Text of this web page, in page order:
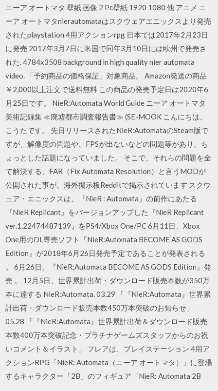
ニーア オートマタ 壁紙 画像 2 Pc壁紙 1920 1080 他 アニメ ニ
ーア オートマタnierautomataはスクウェアエニックスより発売
されたplaystation 4用アクションrpg 日本では2017年2月23日
に発売 2017年3月7日に米国で同年3月10日には欧州で発売さ
れた. 4784x3508 background in high quality nier automata
video. 「予約商品の価格保証」対象商品。 Amazon発送の商品
￥2,000以上注文で送料無料 この商品の発売予定日は2020年6
月25日です。 NieR:Automata World Guide ニーア オートマタ
美術記録集 ≪廃墟都市調査報告書≫ (SE-MOOK こんにちは、
こうたです。 先日リリースされたNieR:AutomataのSteam版で
すが、解像度の問題や、FPSが出ないなどの問題等があり、ち
ょっとした話題になっていました。 そこで、それらの問題を全
て解決する、FAR（Fix Automata Resolution）と言うMODが
公開された事が、海外掲示板Redditで掲示されています スクウ
ェア・エニックスは、『NieR : Automata』の前作にあたる
『NieR Replicant』をバージョンアップした『NieR Replicant
ver.1.22474487139』をPS4/Xbox One/PC 6月11日、Xbox
One用のDL専売ソフト『NieR:Automata BECOME AS GODS
Edition』が2018年6月26日発売予定であることが発表される
。 6月26日、『NieR:Automata BECOME AS GODS Edition』発
売 。 12月5日、世界累計出荷・ダウンロード販売本数が350万
本に達する NieR:Automata. 03.29 「『NieR:Automata』世界累
計出荷・ダウンロード販売本数450万本突破のお知らせ」
05.28 「『NieR:Automata』世界累計出荷＆ダウンロード販売
本数400万本突破記念・プラチナゲームズスタッフからのお祝
いコメント＆イラスト」 フレアは、プレイステーション 4用ア
クションRPG「NieR: Automata（ニーア オートマタ）」に登場
するキャラクター「2B」のフィギュア「NieR: Automata 2B